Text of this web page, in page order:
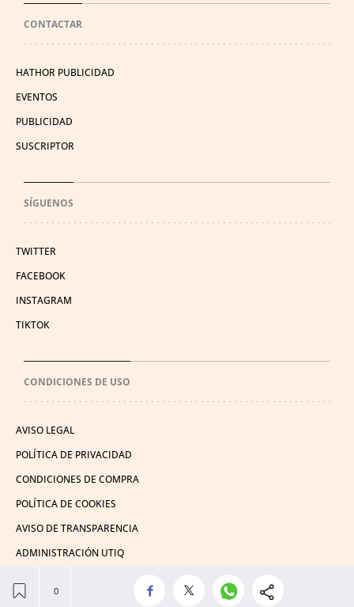
CONTACTAR
HATHOR PUBLICIDAD
EVENTOS
PUBLICIDAD
SUSCRIPTOR
SÍGUENOS
TWITTER
FACEBOOK
INSTAGRAM
TIKTOK
CONDICIONES DE USO
AVISO LEGAL
POLÍTICA DE PRIVACIDAD
CONDICIONES DE COMPRA
POLÍTICA DE COOKIES
AVISO DE TRANSPARENCIA
ADMINISTRACIÓN UTIQ